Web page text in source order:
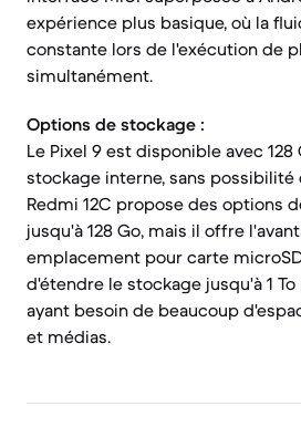
expérience plus basique, où la
constante lors de l'exécution de
simultanément.
Options de stockage :
Le Pixel 9 est disponible avec 128
stockage interne, sans possibilité
Redmi 12C propose des options
jusqu'à 128 Go, mais il offre
emplacement pour carte
d'étendre le stockage jusqu'à 1
ayant besoin de beaucoup
et médias.